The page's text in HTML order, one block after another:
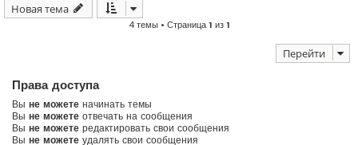
Новая тема
4 темы • Страница1 из1
Перейти
Права доступа
Вы не можете начинать темы
Вы не можете отвечать на сообщения
Вы не можете редактировать свои сообщения
Вы не можете удалять свои сообщения